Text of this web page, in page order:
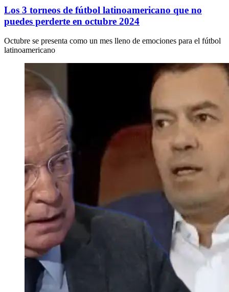
Los 3 torneos de fútbol latinoamericano que no
puedes perderte en octubre 2024
Octubre se presenta como un mes lleno de emociones para el fútbol
latinoamericano